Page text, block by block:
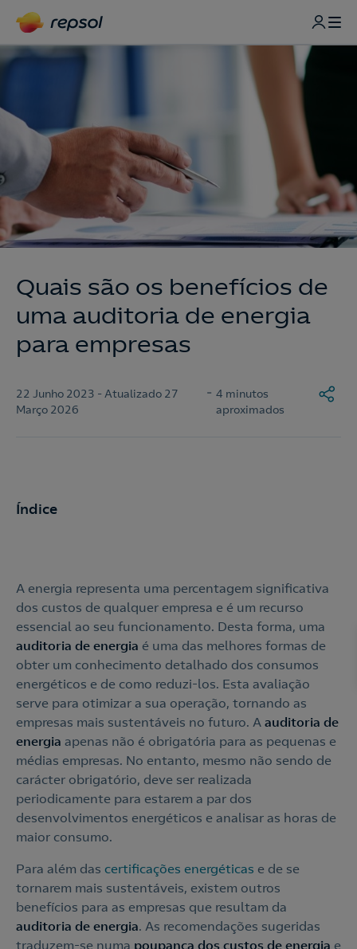
Quais são os benefícios de
uma auditoria de energia
para empresas
22 Junho 2023 - Atualizado 27
Março 2026
- 4 minutos
aproximados
A energia representa uma percentagem significativa
dos custos de qualquer empresa e é um recurso
essencial ao seu funcionamento. Desta forma, uma
auditoria de energia é uma das melhores formas de
obter um conhecimento detalhado dos consumos
energéticos e de como reduzi-los. Esta avaliação
serve para otimizar a sua operação, tornando as
empresas mais sustentáveis no futuro. A auditoria de
energia apenas não é obrigatória para as pequenas e
médias empresas. No entanto, mesmo não sendo de
carácter obrigatório, deve ser realizada
periodicamente para estarem a par dos
desenvolvimentos energéticos e analisar as horas de
maior consumo.
Para além das certificações energéticas e de se
tornarem mais sustentáveis, existem outros
benefícios para as empresas que resultam da
auditoria de energia. As recomendações sugeridas
traduzem-se numa poupança dos custos de energia e
Índice